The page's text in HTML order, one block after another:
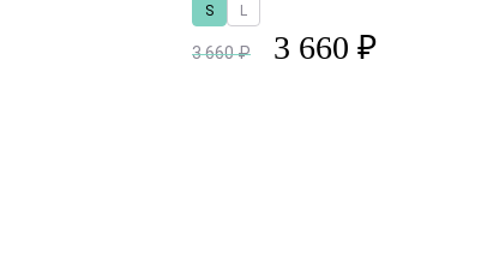
S
L
3 660 ₽ 3 660 ₽